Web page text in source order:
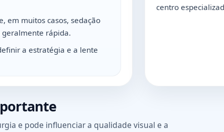
em muitos casos, sedação
rápida.
a estratégia e a lente
centro
e pode influenciar a qualidade visual e a